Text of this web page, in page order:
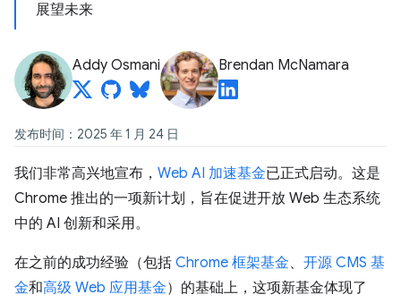
展望未来
Addy Osmani Brendan McNamara
发布时间：2025 年 1 月 24 日
我们非常高兴地宣布， Web AI 加速基金已正式启动。这是
Chrome 推出的一项新计划，旨在促进开放 Web 生态系统
中的 AI 创新和采用。
在之前的成功经验（包括 Chrome 框架基金、 开源 CMS 基
金和高级 Web 应用基金）的基础上，这项新基金体现了